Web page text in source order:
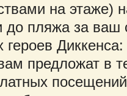
на этаже)
до пляжа за ваш
героев
предложат в